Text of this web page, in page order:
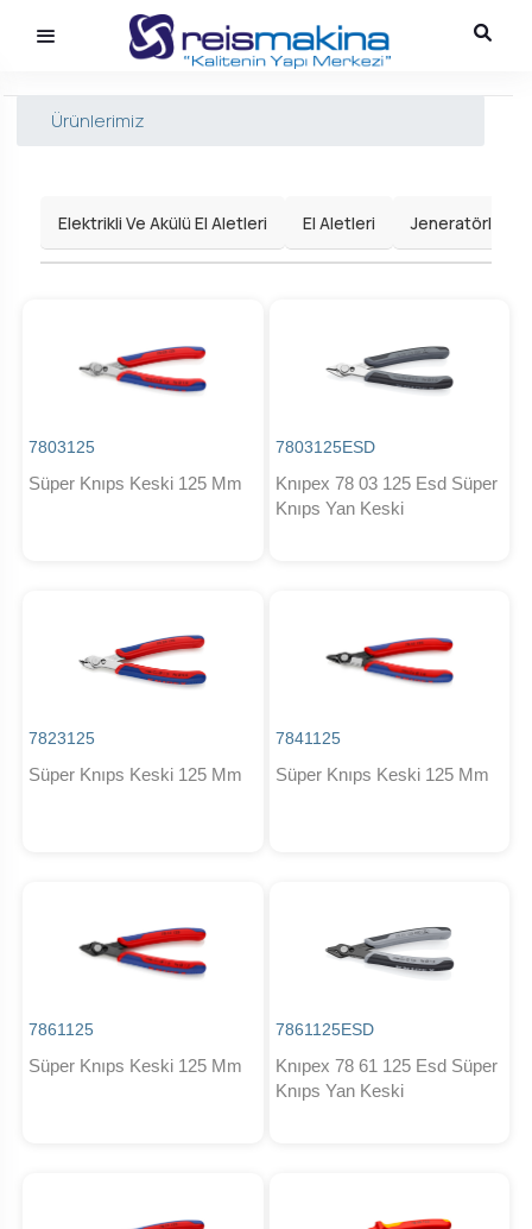
Ürünlerimiz
Elektrikli Ve Akülü El Aletleri El Aletleri Jeneratörler
7803125
Süper Knıps Keski 125 Mm
7803125ESD
Knıpex 78 03 125 Esd Süper
Knıps Yan Keski
7823125
Süper Knıps Keski 125 Mm
7841125
Süper Knıps Keski 125 Mm
7861125
Süper Knıps Keski 125 Mm
7861125ESD
Knıpex 78 61 125 Esd Süper
Knıps Yan Keski